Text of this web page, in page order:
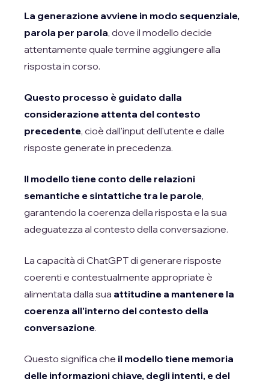
La generazione avviene in modo sequenziale,
parola per parola, dove il modello decide
attentamente quale termine aggiungere alla
risposta in corso.
Questo processo è guidato dalla
considerazione attenta del contesto
precedente, cioè dall'input dell'utente e dalle
risposte generate in precedenza.
Il modello tiene conto delle relazioni
semantiche e sintattiche tra le parole,
garantendo la coerenza della risposta e la sua
adeguatezza al contesto della conversazione.
La capacità di ChatGPT di generare risposte
coerenti e contestualmente appropriate è
alimentata dalla sua attitudine a mantenere la
coerenza all'interno del contesto della
conversazione.
Questo significa che il modello tiene memoria
delle informazioni chiave, degli intenti, e del